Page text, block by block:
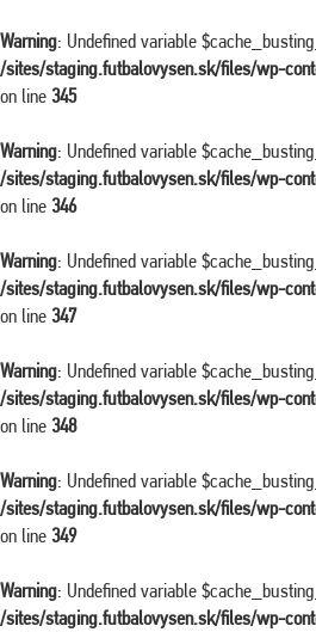
Warning: Undefined variable
/sites/staging.futbalovysen.sk/files/wp-
on line 345
Warning: Undefined variable
/sites/staging.futbalovysen.sk/files/wp-
on line 346
Warning: Undefined variable
/sites/staging.futbalovysen.sk/files/wp-
on line 347
Warning: Undefined variable
/sites/staging.futbalovysen.sk/files/wp-
on line 348
Warning: Undefined variable
/sites/staging.futbalovysen.sk/files/wp-
on line 349
Warning: Undefined variable
/sites/staging.futbalovysen.sk/files/wp-